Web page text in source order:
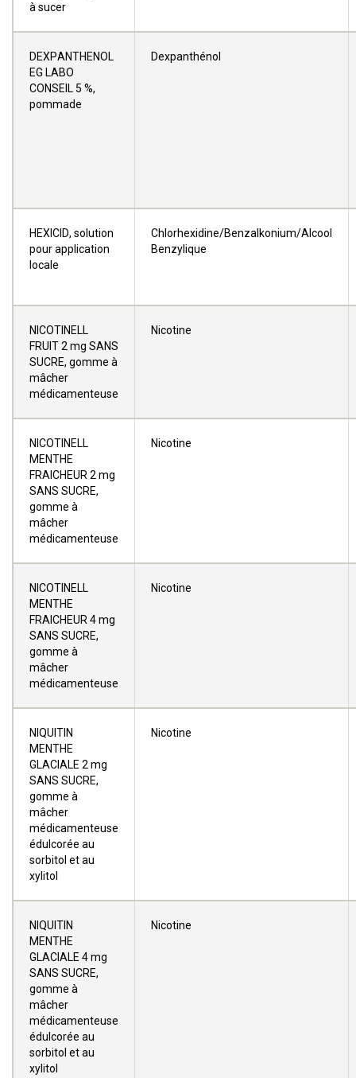
à sucer
DEXPANTHENOL
EG LABO
CONSEIL 5 %,
pommade
Dexpanthénol
HEXICID, solution
pour application
locale
Chlorhexidine/Benzalkonium/Alcool
Benzylique
NICOTINELL
FRUIT 2 mg SANS
SUCRE, gomme à
mâcher
médicamenteuse
Nicotine
NICOTINELL
MENTHE
FRAICHEUR 2 mg
SANS SUCRE,
gomme à
mâcher
médicamenteuse
Nicotine
NICOTINELL
MENTHE
FRAICHEUR 4 mg
SANS SUCRE,
gomme à
mâcher
médicamenteuse
Nicotine
NIQUITIN
MENTHE
GLACIALE 2 mg
SANS SUCRE,
gomme à
mâcher
médicamenteuse
édulcorée au
sorbitol et au
xylitol
Nicotine
NIQUITIN
MENTHE
GLACIALE 4 mg
SANS SUCRE,
gomme à
mâcher
médicamenteuse
édulcorée au
sorbitol et au
xylitol
Nicotine